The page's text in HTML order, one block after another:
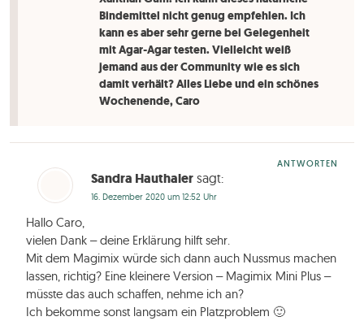
Bindemittel nicht genug empfehlen. Ich
kann es aber sehr gerne bei Gelegenheit
mit Agar-Agar testen. Vielleicht weiß
jemand aus der Community wie es sich
damit verhält? Alles Liebe und ein schönes
Wochenende, Caro
Sandra Hauthaler sagt:
16. Dezember 2020 um 12:52 Uhr
Hallo Caro,
vielen Dank – deine Erklärung hilft sehr.
Mit dem Magimix würde sich dann auch Nussmus machen
lassen, richtig? Eine kleinere Version – Magimix Mini Plus –
müsste das auch schaffen, nehme ich an?
Ich bekomme sonst langsam ein Platzproblem 🙂
ANTWORTEN